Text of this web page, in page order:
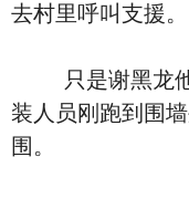
去村里呼叫支援。
只是谢黑龙他
装人员刚跑到围
围。